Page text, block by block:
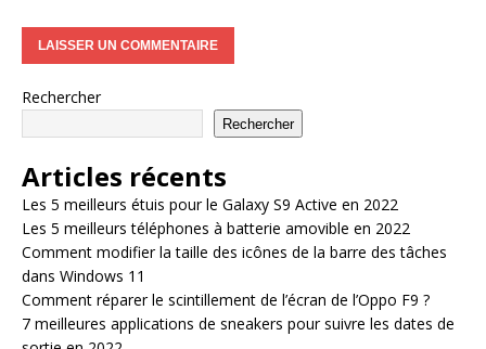
Rechercher
Rechercher
Articles récents
Les 5 meilleurs étuis pour le Galaxy S9 Active en 2022
Les 5 meilleurs téléphones à batterie amovible en 2022
Comment modifier la taille des icônes de la barre des tâches
dans Windows 11
Comment réparer le scintillement de l’écran de l’Oppo F9 ?
7 meilleures applications de sneakers pour suivre les dates de